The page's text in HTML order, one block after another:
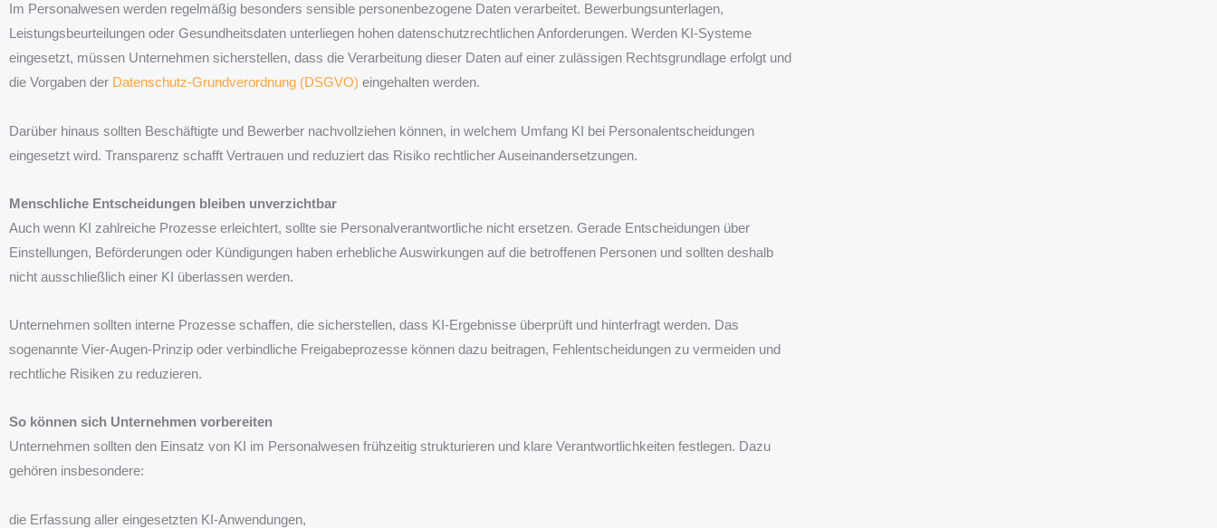
Im Personalwesen werden regelmäßig besonders sensible personenbezogene Daten verarbeitet. Bewerbungsunterlagen,
Leistungsbeurteilungen oder Gesundheitsdaten unterliegen hohen datenschutzrechtlichen Anforderungen. Werden KI-Systeme
eingesetzt, müssen Unternehmen sicherstellen, dass die Verarbeitung dieser Daten auf einer zulässigen Rechtsgrundlage erfolgt und
die Vorgaben der Datenschutz-Grundverordnung (DSGVO) eingehalten werden.
Darüber hinaus sollten Beschäftigte und Bewerber nachvollziehen können, in welchem Umfang KI bei Personalentscheidungen
eingesetzt wird. Transparenz schafft Vertrauen und reduziert das Risiko rechtlicher Auseinandersetzungen.
Menschliche Entscheidungen bleiben unverzichtbar
Auch wenn KI zahlreiche Prozesse erleichtert, sollte sie Personalverantwortliche nicht ersetzen. Gerade Entscheidungen über
Einstellungen, Beförderungen oder Kündigungen haben erhebliche Auswirkungen auf die betroffenen Personen und sollten deshalb
nicht ausschließlich einer KI überlassen werden.
Unternehmen sollten interne Prozesse schaffen, die sicherstellen, dass KI-Ergebnisse überprüft und hinterfragt werden. Das
sogenannte Vier-Augen-Prinzip oder verbindliche Freigabeprozesse können dazu beitragen, Fehlentscheidungen zu vermeiden und
rechtliche Risiken zu reduzieren.
So können sich Unternehmen vorbereiten
Unternehmen sollten den Einsatz von KI im Personalwesen frühzeitig strukturieren und klare Verantwortlichkeiten festlegen. Dazu
gehören insbesondere:
die Erfassung aller eingesetzten KI-Anwendungen,